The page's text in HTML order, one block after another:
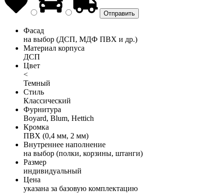
Фасад
на выбор (ДСП, МДФ ПВХ и др.)
Материал корпуса
ДСП
Цвет
<
Темный
Стиль
Классический
Фурнитура
Boyard, Blum, Hettich
Кромка
ПВХ (0,4 мм, 2 мм)
Внутреннее наполнение
на выбор (полки, корзины, штанги)
Размер
индивидуальный
Цена
указана за базовую комплектацию